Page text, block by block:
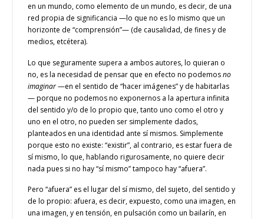
en un mundo, como elemento de un mundo, es decir, de una
red propia de significancia —lo que no es lo mismo que un
horizonte de “comprensión”— (de causalidad, de fines y de
medios, etcétera).
Lo que seguramente supera a ambos autores, lo quieran o
no, es la necesidad de pensar que en efecto no podemosno
imaginar—en el sentido de “hacer imágenes” y de habitarlas
— porque no podemos no exponernos a la apertura infinita
del sentido y/o de lo propio que, tanto uno como el otro y
uno en el otro, no pueden ser simplemente dados,
planteados en una identidad ante sí mismos. Simplemente
porque esto no existe: “existir”, al contrario, es estar fuera de
sí mismo, lo que, hablando rigurosamente, no quiere decir
nada pues si no hay “sí mismo” tampoco hay “afuera”.
Pero “afuera” es el lugar del sí mismo, del sujeto, del sentido y
de lo propio: afuera, es decir, expuesto, como una imagen, en
una imagen, y en tensión, en pulsación como un bailarín, en